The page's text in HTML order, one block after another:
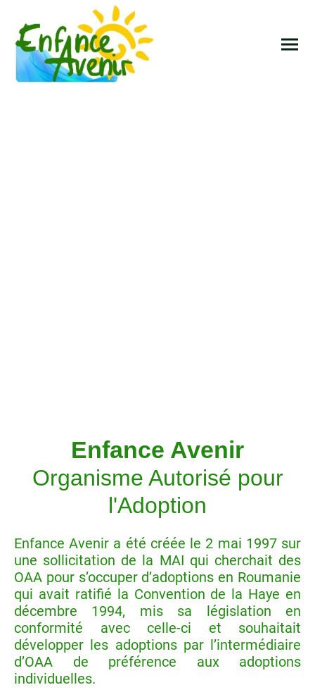
Enfance Avenir
Organisme Autorisé pour
l'Adoption
Enfance Avenir a été créée le 2 mai 1997 sur
une sollicitation de la MAI qui cherchait des
OAA pour s’occuper d’adoptions en Roumanie
qui avait ratifié la Convention de la Haye en
décembre 1994, mis sa législation en
conformité avec celle-ci et souhaitait
développer les adoptions par l’intermédiaire
d’OAA de préférence aux adoptions
individuelles.